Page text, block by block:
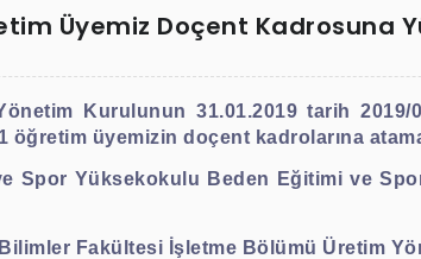
Üyemiz Doçent Kadrosuna
Kurulunun 31.01.2019 tarih 2019/
öğretim üyemizin doçent kadrolarına
Spor Yüksekokulu Beden Eğitimi ve
Fakültesi İşletme Bölümü Üretim